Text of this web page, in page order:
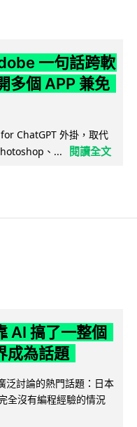
一句話跨軟
多個 APP 兼免
ChatGPT 外掛，取代
、...
閱讀全文
AI 搞了一整個
成為話題
泛討論的熱門話題：日本
全沒有編程經驗的情況